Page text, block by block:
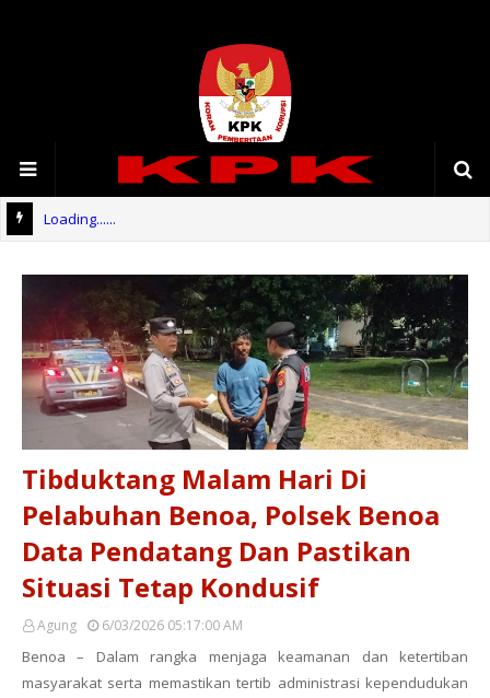
Loading......
Tibduktang Malam Hari Di
Pelabuhan Benoa, Polsek Benoa
Data Pendatang Dan Pastikan
Situasi Tetap Kondusif
Agung 6/03/2026 05:17:00 AM
Benoa – Dalam rangka menjaga keamanan dan ketertiban
masyarakat serta memastikan tertib administrasi kependudukan